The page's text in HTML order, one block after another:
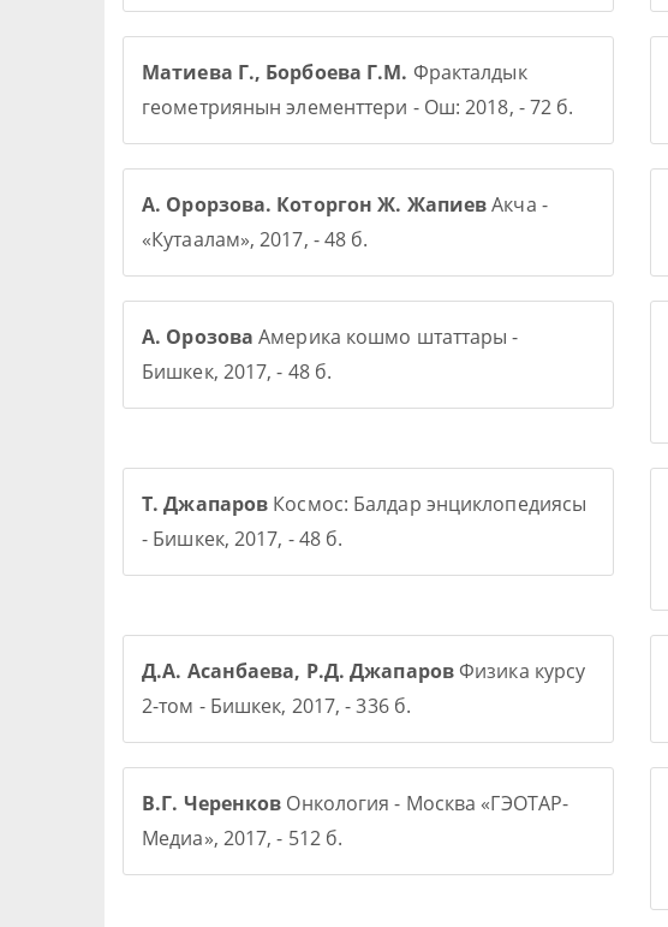
Матиева Г., Борбоева Г.М. Фракталдык
геометриянын элементтери - Ош: 2018, - 72 б.
А. Орорзова. Которгон Ж. ЖапиевАкча -
«Кутаалам», 2017, - 48 б.
А. Орозова Америка кошмо штаттары -
Бишкек, 2017, - 48 б.
Т. Джапаров Космос: Балдар энциклопедиясы
- Бишкек, 2017, - 48 б.
Д.А. Асанбаева, Р.Д. ДжапаровФизика курсу
2-том - Бишкек, 2017, - 336 б.
В.Г. Черенков Онкология - Москва «ГЭОТАР-
Медиа», 2017, - 512 б.